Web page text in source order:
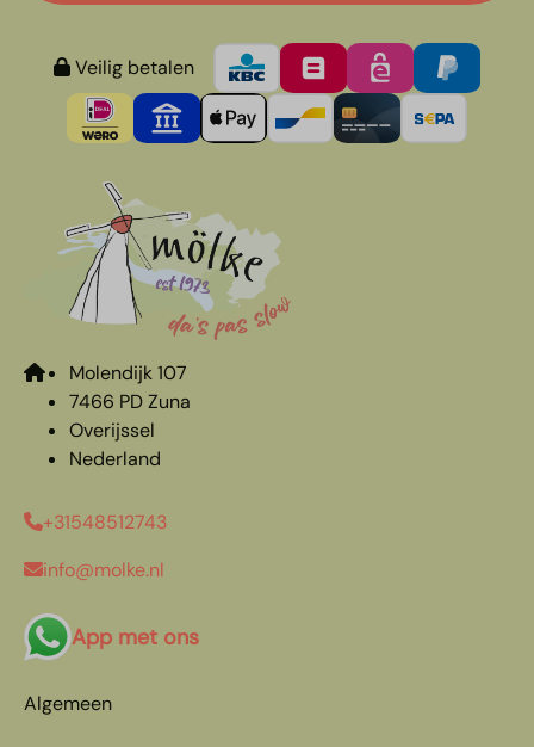
Veilig betalen
Molendijk 107
7466 PD Zuna
Overijssel
Nederland
+31548512743
info@molke.nl
App met ons
Algemeen